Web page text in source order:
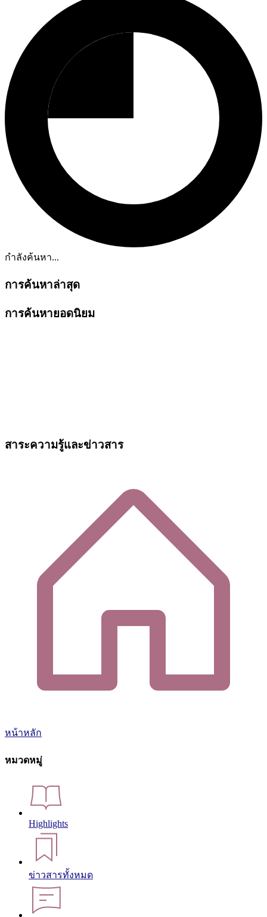
กำลังค้นหา...
การค้นหาล่าสุด
การค้นหายอดนิยม
สาระความรู้และข่าวสาร
หน้าหลัก
หมวดหมู่
Highlights
ข่าวสารทั้งหมด